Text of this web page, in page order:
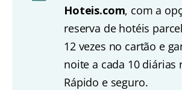
Hoteis.com, com a
reserva de hotéis
12 vezes no cartão e
noite a cada 10 diárias
Rápido e seguro.